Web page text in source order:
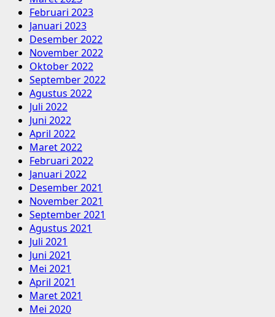
Februari 2023
Januari 2023
Desember 2022
November 2022
Oktober 2022
September 2022
Agustus 2022
Juli 2022
Juni 2022
April 2022
Maret 2022
Februari 2022
Januari 2022
Desember 2021
November 2021
September 2021
Agustus 2021
Juli 2021
Juni 2021
Mei 2021
April 2021
Maret 2021
Mei 2020